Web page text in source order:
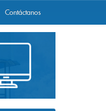
Contáctanos